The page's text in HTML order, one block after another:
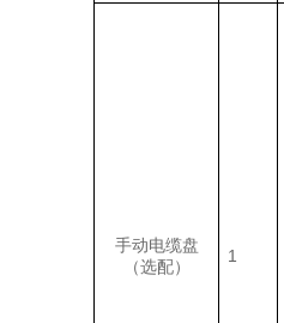
手动电缆盘
（选配）
1